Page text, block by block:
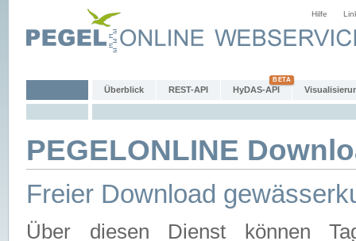
Hilfe
Überblick REST-API HyDAS-API
PEGELONLINE
Freier Download
Über diesen Dienst können